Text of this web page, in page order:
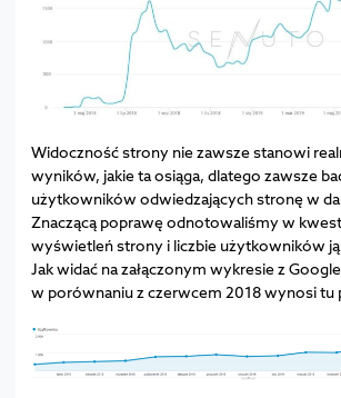
Widoczność strony nie zawsze stanowi
wyników, jakie ta osiąga, dlatego zawsze
użytkowników odwiedzających stronę w
Znaczącą poprawę odnotowaliśmy w
wyświetleń strony i liczbie użytkowników
Jak widać na załączonym wykresie z
w porównaniu z czerwcem 2018 wynosi tu